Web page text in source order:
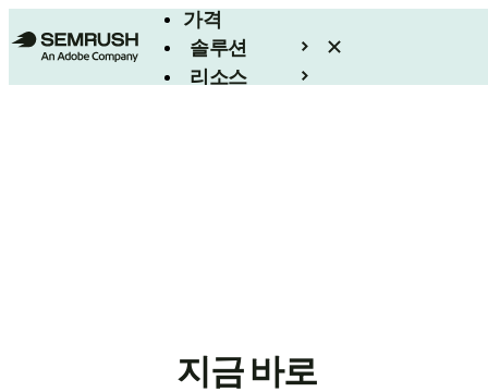
가격
솔루션
리소스
지금 바로